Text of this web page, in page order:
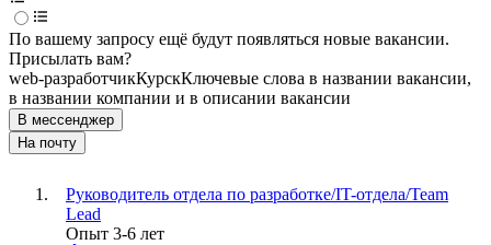
По вашему запросу ещё будут появляться новые вакансии.
Присылать вам?
web-разработчикКурскКлючевые слова в названии вакансии,
в названии компании и в описании вакансии
В мессенджер
На почту
Руководитель отдела по разработке/IT-отдела/Team
Lead
Опыт 3-6 лет